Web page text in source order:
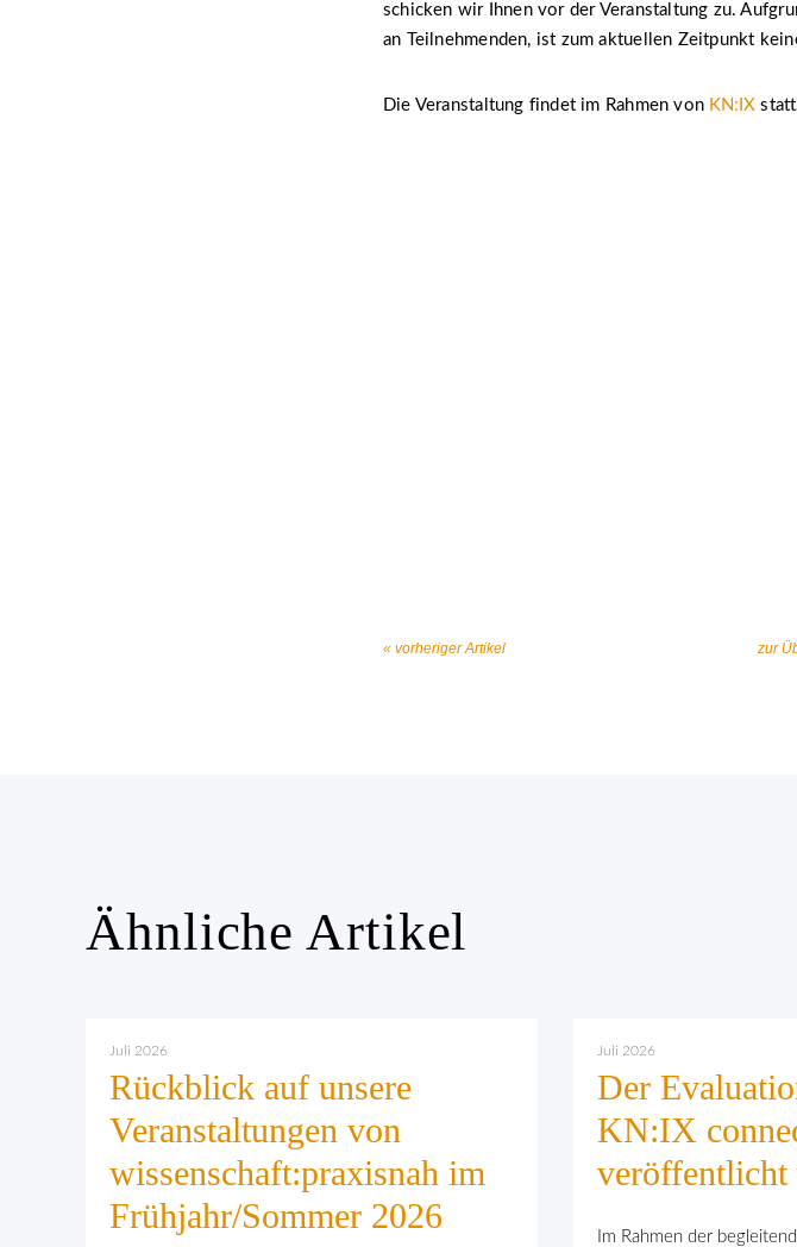
schicken wir Ihnen vor der Veranstaltung zu.
an Teilnehmenden, ist zum aktuellen Zeitpunkt
Die Veranstaltung findet im Rahmen von KN:IX
« vorheriger Artikel zur
Ähnliche Artikel
Juli 2026
Rückblick auf unsere
Veranstaltungen von
wissenschaft:praxisnah im
Frühjahr/Sommer 2026
Juli 2026
Der
KN:IX
veröffentlicht
Im Rahmen der